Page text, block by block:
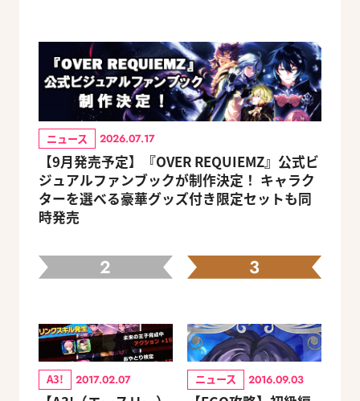
ニュース 2026.07.17
【9月発売予定】『OVER REQUIEMZ』公式ビ
ジュアルファンブックが制作決定！ キャラク
ターを選べる豪華グッズ付き限定セットも同
時発売
2
A3! 2017.02.07
3
ニュース 2016.09.03